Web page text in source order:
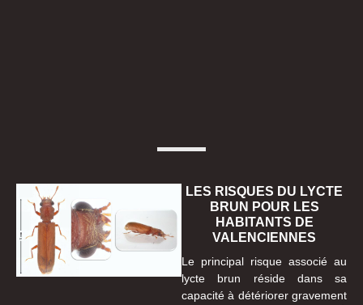
LES RISQUES DU LYCTE
BRUN POUR LES
HABITANTS DE
VALENCIENNES
Le principal risque associé au
lycte brun réside dans sa
capacité à détériorer gravement